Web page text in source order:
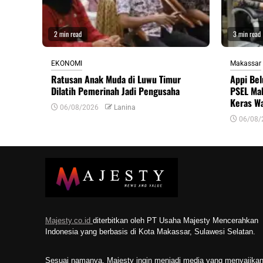
2 min read
EKONOMI
Ratusan Anak Muda di Luwu Timur
Dilatih Pemerinah Jadi Pengusaha
06/08/2026 Lanina
3 min read
Makassar
Appi
PSEL
Keras
06/08/
Majesty.co.id diterbitkan oleh PT Usaha Majesty Mencerahkan
Indonesia yang berbasis di Kota Makassar, Sulawesi Selatan.
Sesuai namanya, Majesty ingin menjadi media yang menyajikan